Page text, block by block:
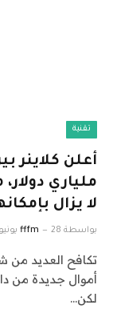
تقنية
أعلن كلاينر
ملياري
لا يزال
بواسطة fffm 28 يونيو، 2024
تكافح العديد من
أموال جديدة من
لكن…